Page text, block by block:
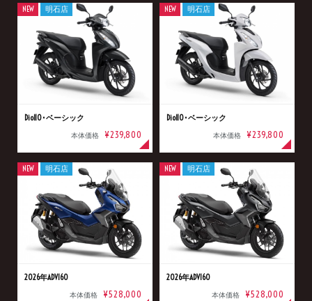
Dio110･ベーシック
本体価格 ¥239,800
NEW 明石店
Dio110･ベーシック
本体価格 ¥239,800
NEW 明石店
2026年ADV160
本体価格 ¥528,000
NEW 明石店
2026年ADV160
本体価格 ¥528,000
NEW 明石店